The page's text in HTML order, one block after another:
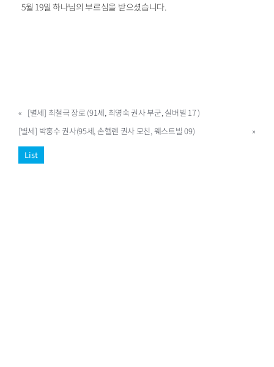
5월 19일 하나님의 부르심을 받으셨습니다.
« [별세] 최철극 장로 (91세, 최영숙 권사 부군, 실버빌 17 )
[별세] 박홍수 권사(95세, 손헬렌 권사 모친, 웨스트빌 09)
»
List